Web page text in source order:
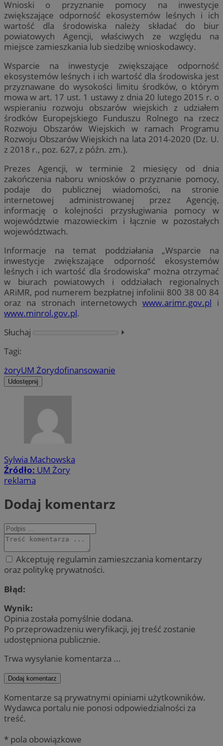
Wnioski o przyznanie pomocy na inwestycje
zwiększające odporność ekosystemów leśnych i ich
wartość dla środowiska należy składać do biur
powiatowych Agencji, właściwych ze względu na
miejsce zamieszkania lub siedzibę wnioskodawcy.
Wsparcie na inwestycje zwiększające odporność
ekosystemów leśnych i ich wartość dla środowiska jest
przyznawane do wysokości limitu środków, o którym
mowa w art. 17 ust. 1 ustawy z dnia 20 lutego 2015 r. o
wspieraniu rozwoju obszarów wiejskich z udziałem
środków Europejskiego Funduszu Rolnego na rzecz
Rozwoju Obszarów Wiejskich w ramach Programu
Rozwoju Obszarów Wiejskich na lata 2014-2020 (Dz. U.
z 2018 r., poz. 627, z późn. zm.).
Prezes Agencji, w terminie 2 miesięcy od dnia
zakończenia naboru wniosków o przyznanie pomocy,
podaje do publicznej wiadomości, na stronie
internetowej administrowanej przez Agencję,
informację o kolejności przysługiwania pomocy w
województwie mazowieckim i łącznie w pozostałych
województwach.
Informacje na temat poddziałania „Wsparcie na
inwestycje zwiększające odporność ekosystemów
leśnych i ich wartość dla środowiska” można otrzymać
w biurach powiatowych i oddziałach regionalnych
ARiMR, pod numerem bezpłatnej infolinii 800 38 00 84
oraz na stronach internetowych www.arimr.gov.pl i
www.minrol.gov.pl.
Słuchaj
⏵︎
Tagi:
żoryUM Żorydofinansowanie
Udostępnij
Sylwia Machowska
Źródło: UM Żory
reklama
Dodaj komentarz
Akceptuję regulamin zamieszczania komentarzy
oraz politykę prywatności.
Błąd:
Wynik:
Opinia została pomyślnie dodana.
Po przeprowadzeniu weryfikacji, jej treść zostanie
udostępniona publicznie.
Trwa wysyłanie komentarza ...
Dodaj komentarz
Komentarze są prywatnymi opiniami użytkowników.
Wydawca portalu nie ponosi odpowiedzialności za
treść.
* pola obowiązkowe